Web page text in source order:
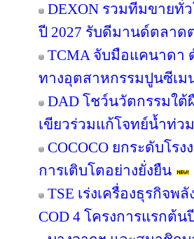
DEXON รวมทีมขายทั่ว
ปี 2027 รับดีมานด์ตลาด
TCMA จับมือแคนาดา
ทางอุตสาหกรรมปูนซีเม
DAD โชว์นวัตกรรมใ
เขียวร่วมแก้โจทย์น้ำท่
COCOCO ยกระดับโร
การเติบโตอย่างยั่งยืน
TSE เร่งเครื่องธุรกิจพ
COD 4 โครงการแรกต้